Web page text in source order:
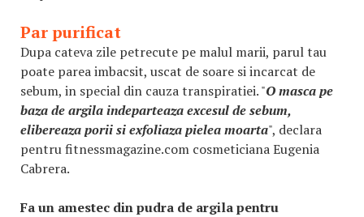
Par purificat
Dupa cateva zile petrecute pe malul marii, parul tau
poate parea imbacsit, uscat de soare si incarcat de
sebum, in special din cauza transpiratiei. "O masca pe
baza de argila indeparteaza excesul de sebum,
elibereaza porii si exfoliaza pielea moarta", declara
pentru fitnessmagazine.com cosmeticiana Eugenia
Cabrera.
Fa un amestec din pudra de argila pentru